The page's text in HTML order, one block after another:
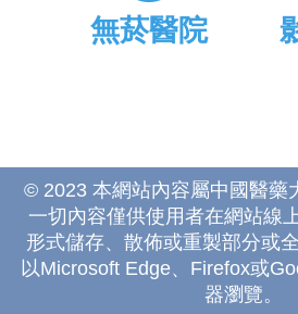
無菸醫院
© 2023 本網站內容屬中國醫藥
一切內容僅供使用者在網站線
形式儲存、散佈或重製部分或
以Microsoft Edge、Firefox或
器瀏覽。